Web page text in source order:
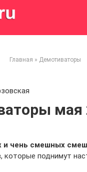
Главная » Демотиваторы
мая
и чень смешных
, которые поднимут